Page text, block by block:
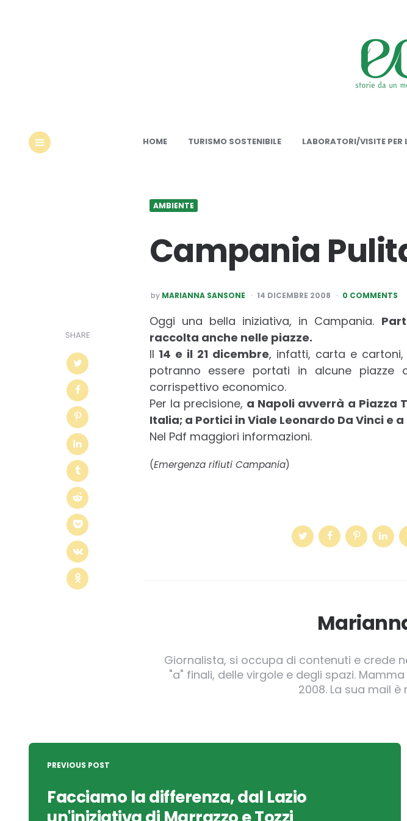
HOME TURISMO SOSTENIBILE LABORATORI/VISITE PER
AMBIENTE
Campania
POSTED
BY
by MARIANNA SANSONE 14 DICEMBRE 2008 0 COMMENTS
SHARE
Oggi una bella iniziativa, in Campania.
raccolta anche nelle piazze.
Il 14 e il 21 dicembre, infatti, carta e
potranno essere portati in alcune
corrispettivo economico.
Per la precisione, a Napoli avverrà a Piazza
Italia; a Portici in Viale Leonardo Da Vinci e
Nel Pdf maggiori informazioni.
(Emergenza rifiuti Campania)
Giornalista, si occupa di contenuti e crede
"a" finali, delle virgole e degli spazi.
2008. La sua mail
Post
navigation
PREVIOUS POST
Facciamo la differenza, dal Lazio